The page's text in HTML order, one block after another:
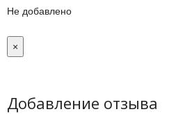
Не добавлено
×
Добавление отзыва